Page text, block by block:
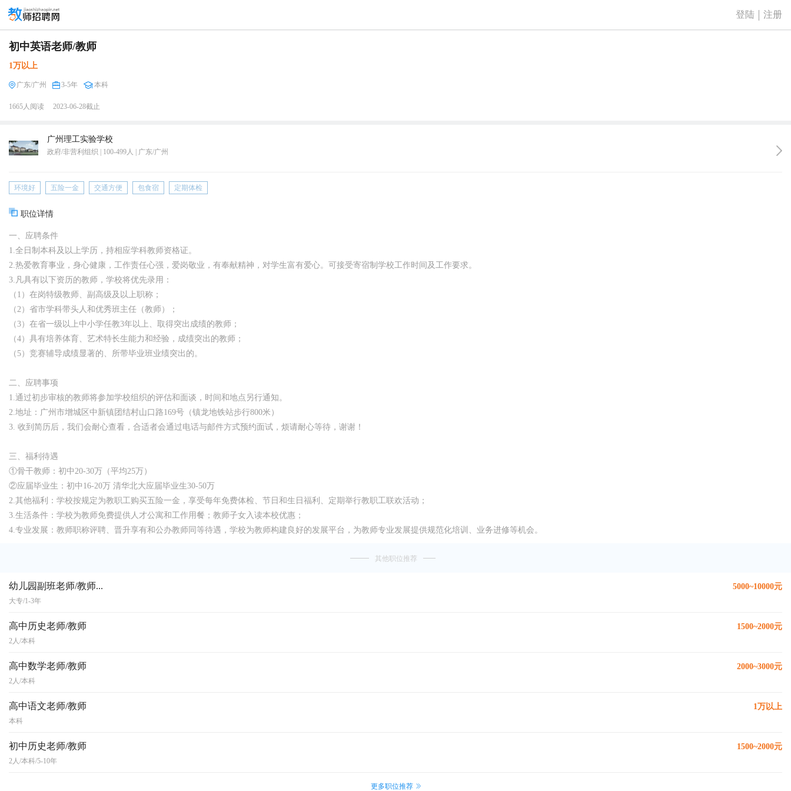
登陆 注册
初中英语老师/教师
1万以上
广东/广州 3-5年 本科
1665人阅读 2023-06-28截止
广州理工实验学校
政府/非营利组织 | 100-499人 | 广东/广州
环境好 五险一金 交通方便 包食宿 定期体检
职位详情
一、应聘条件
1.全日制本科及以上学历，持相应学科教师资格证。
2.热爱教育事业，身心健康，工作责任心强，爱岗敬业，有奉献精神，对学生富有爱心。可接受寄宿制学校工作时间及工作要求。
3.凡具有以下资历的教师，学校将优先录用：
（1）在岗特级教师、副高级及以上职称；
（2）省市学科带头人和优秀班主任（教师）；
（3）在省一级以上中小学任教3年以上、取得突出成绩的教师；
（4）具有培养体育、艺术特长生能力和经验，成绩突出的教师；
（5）竞赛辅导成绩显著的、所带毕业班业绩突出的。
二、应聘事项
1.通过初步审核的教师将参加学校组织的评估和面谈，时间和地点另行通知。
2.地址：广州市增城区中新镇团结村山口路169号（镇龙地铁站步行800米）
3. 收到简历后，我们会耐心查看，合适者会通过电话与邮件方式预约面试，烦请耐心等待，谢谢！
三、福利待遇
①骨干教师：初中20-30万（平均25万）
②应届毕业生：初中16-20万 清华北大应届毕业生30-50万
2.其他福利：学校按规定为教职工购买五险一金，享受每年免费体检、节日和生日福利、定期举行教职工联欢活动；
3.生活条件：学校为教师免费提供人才公寓和工作用餐；教师子女入读本校优惠；
4.专业发展：教师职称评聘、晋升享有和公办教师同等待遇，学校为教师构建良好的发展平台，为教师专业发展提供规范化培训、业务进修等机会。
其他职位推荐
幼儿园副班老师/教师... 5000~10000元
大专/1-3年
高中历史老师/教师 1500~2000元
2人/本科
高中数学老师/教师 2000~3000元
2人/本科
高中语文老师/教师 1万以上
本科
初中历史老师/教师 1500~2000元
2人/本科/5-10年
更多职位推荐